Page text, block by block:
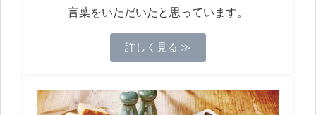
言葉をいただいたと思っています。
詳しく見る ≫